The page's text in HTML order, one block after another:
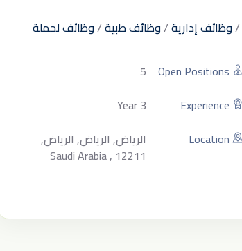
/وظائف إدارية/وظائف طبية/وظائف لحملة
Open Positions
5
Experience
3 Year
Location
الرياض, الرياض, الرياض,
Saudi Arabia , 12211